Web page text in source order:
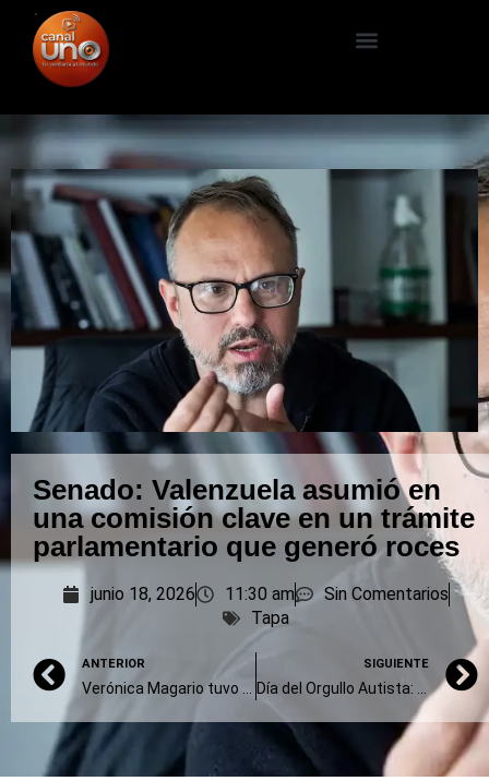
Senado: Valenzuela asumió en
una comisión clave en un trámite
parlamentario que generó roces
junio 18, 2026 11:30 am
Sin Comentarios
Tapa
ANTERIOR SIGUIENTE